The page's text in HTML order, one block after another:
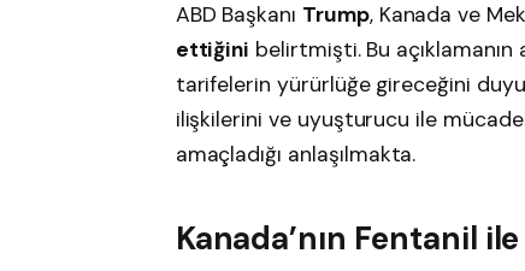
ABD Başkanı Trump, Kanada ve
ettiğini belirtmişti. Bu açıklamanın
tarifelerin yürürlüğe gireceğini
ilişkilerini ve uyuşturucu ile
amaçladığı anlaşılmakta.
Kanada’nın Fentanil